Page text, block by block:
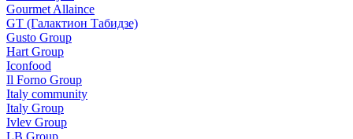
Gourmet Allaince
GT (Галактион Табидзе)
Gusto Group
Hart Group
Iconfood
Il Forno Group
Italy community
Italy Group
Ivlev Group
LB Group